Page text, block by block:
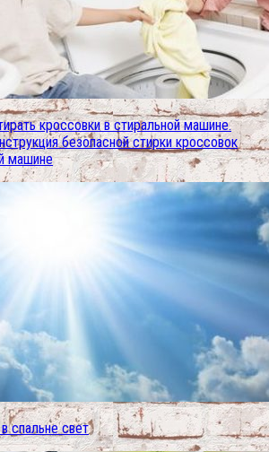
кроссовки в стиральной машине.
безопасной стирки кроссовок
машине
спальне свет